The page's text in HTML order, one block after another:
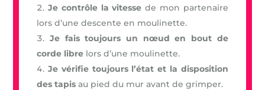
Je contrôle la vitesse de mon partenaire
lors d’une descente en moulinette.
Je fais toujours un nœud en bout de
corde libre lors d’une moulinette.
Je vérifie toujours l’état et la disposition
des tapis au pied du mur avant de grimper.